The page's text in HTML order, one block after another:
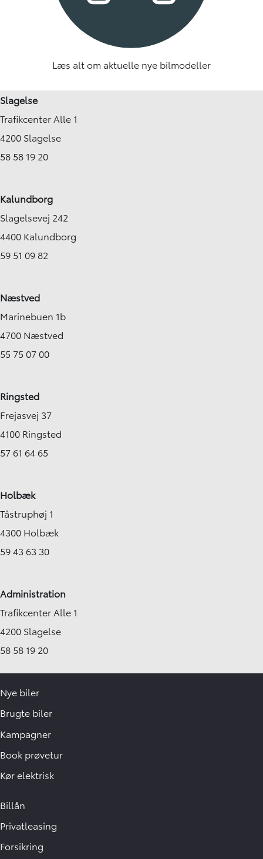
Læs alt om aktuelle nye bilmodeller
Slagelse
Trafikcenter Alle 1
4200 Slagelse
58 58 19 20
Kalundborg
Slagelsevej 242
4400 Kalundborg
59 51 09 82
Næstved
Marinebuen 1b
4700 Næstved
55 75 07 00
Ringsted
Frejasvej 37
4100 Ringsted
57 61 64 65
Holbæk
Tåstruphøj 1
4300 Holbæk
59 43 63 30
Administration
Trafikcenter Alle 1
4200 Slagelse
58 58 19 20
Nye biler
Brugte biler
Kampagner
Book prøvetur
Kør elektrisk
Billån
Privatleasing
Forsikring